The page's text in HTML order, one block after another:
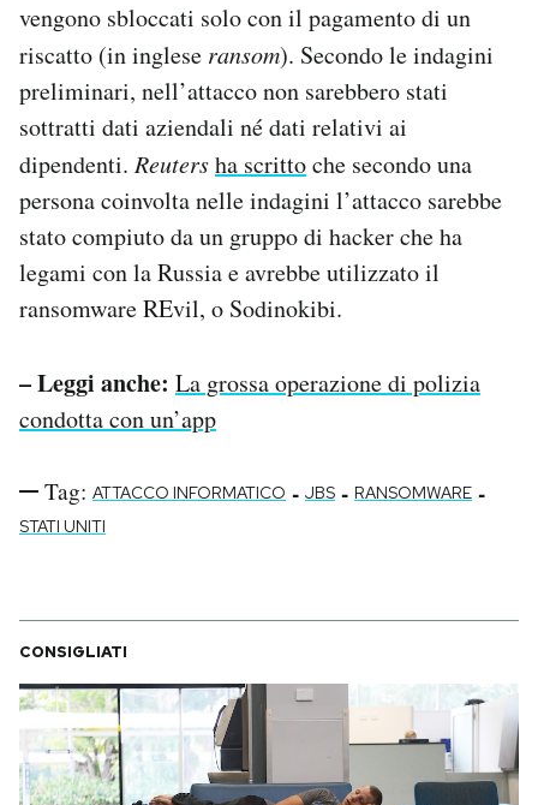
vengono sbloccati solo con il pagamento di un
riscatto (in inglese ransom). Secondo le indagini
preliminari, nell’attacco non sarebbero stati
sottratti dati aziendali né dati relativi ai
dipendenti. Reutersha scrittoche secondo una
persona coinvolta nelle indagini l’attacco sarebbe
stato compiuto da un gruppo di hacker che ha
legami con la Russia e avrebbe utilizzato il
ransomware REvil, o Sodinokibi.
– Leggi anche: La grossa operazione di polizia
condotta con un’app
Tag: ATTACCO INFORMATICO - JBS - RANSOMWARE -
STATI UNITI
CONSIGLIATI